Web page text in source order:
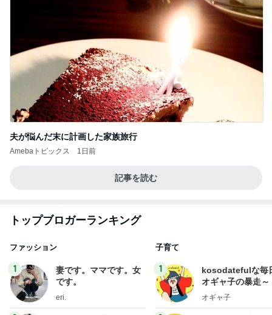
夫が悩んだ末に計画した家族旅行
Amebaトピックス 1日前
記事を読む
トップブロガーランキング
ファッション
1
妻です。ママです。女
です。
eri.
子育て
1
kosodatefulな毎
オギャ子の暴走～
オギャ子